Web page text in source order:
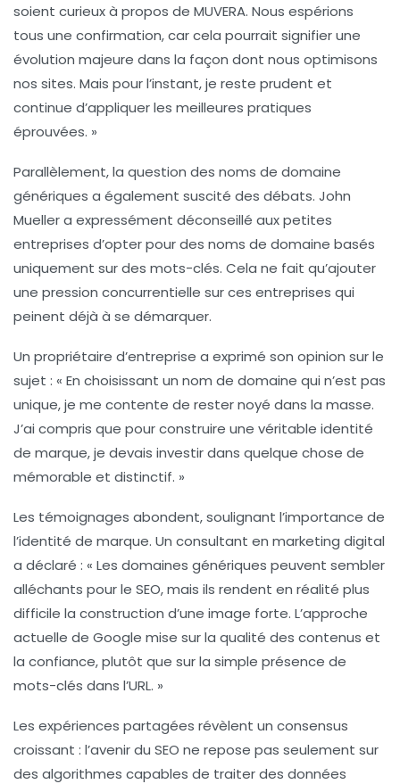
soient curieux à propos de MUVERA. Nous espérions
tous une confirmation, car cela pourrait signifier une
évolution majeure dans la façon dont nous optimisons
nos sites. Mais pour l’instant, je reste prudent et
continue d’appliquer les meilleures pratiques
éprouvées. »
Parallèlement, la question des noms de domaine
génériques a également suscité des débats. John
Mueller a expressément déconseillé aux petites
entreprises d’opter pour des noms de domaine basés
uniquement sur des mots-clés. Cela ne fait qu’ajouter
une pression concurrentielle sur ces entreprises qui
peinent déjà à se démarquer.
Un propriétaire d’entreprise a exprimé son opinion sur le
sujet : « En choisissant un nom de domaine qui n’est pas
unique, je me contente de rester noyé dans la masse.
J’ai compris que pour construire une véritable identité
de marque, je devais investir dans quelque chose de
mémorable et distinctif. »
Les témoignages abondent, soulignant l’importance de
l’identité de marque. Un consultant en marketing digital
a déclaré : « Les domaines génériques peuvent sembler
alléchants pour le SEO, mais ils rendent en réalité plus
difficile la construction d’une image forte. L’approche
actuelle de Google mise sur la qualité des contenus et
la confiance, plutôt que sur la simple présence de
mots-clés dans l’URL. »
Les expériences partagées révèlent un consensus
croissant : l’avenir du SEO ne repose pas seulement sur
des algorithmes capables de traiter des données